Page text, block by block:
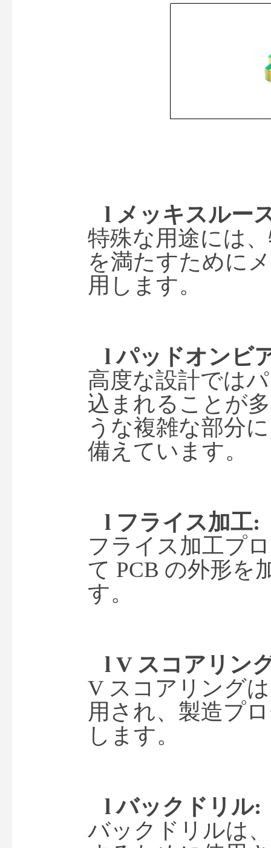
l メッキスルー
特殊な用途には
を満たすために
用します。
l パッドオンビ
高度な設計では
込まれることが
うな複雑な部分
備えています。
l フライス加工:
フライス加工プ
て PCB の外形を
す。
l V スコアリン
V スコアリング
用され、製造プ
します。
l バックドリル:
バックドリルは